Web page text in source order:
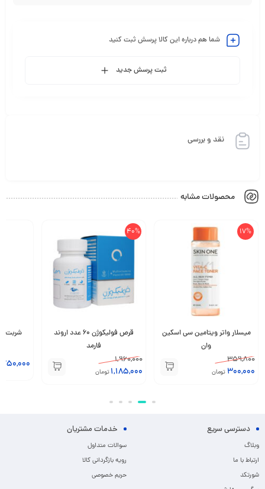
شما هم درباره این کالا پرسش ثبت کنید
ثبت پرسش جدید
نقد و بررسی
محصولات مشابه
17%
میسلار واتر ویتامین سی اسکین
وان
359,800
300,000 تومان
40%
قرص فولیکوژن 60 عدد اروند
فارمد
1,960,000
1,185,000 تومان
دسترسی سریع
وبلاگ
ارتباط با ما
شورتکد
خدمات مشتریان
سوالات متداول
رویه بازگردانی کالا
حریم خصوصی